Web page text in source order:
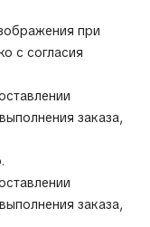
при
с согласия
заказа,
заказа,